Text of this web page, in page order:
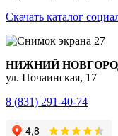
Скачать каталог
НИЖНИЙ
ул. Почаинская, 17
8 (831) 291-40-74